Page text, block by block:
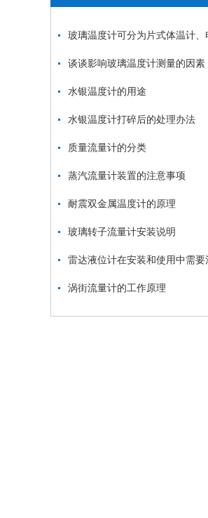
谈谈影响玻璃温度计测量的因素
水银温度计的用途
水银温度计打碎后的处理办法
质量流量计的分类
蒸汽流量计装置的注意事项
耐震双金属温度计的原理
玻璃转子流量计安装说明
涡街流量计的工作原理